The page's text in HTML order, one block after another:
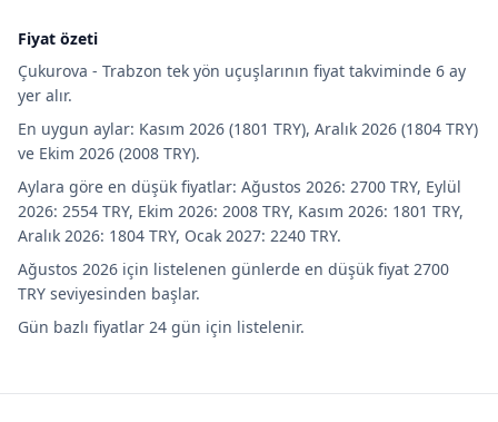
Fiyat özeti
Çukurova - Trabzon tek yön uçuşlarının fiyat takviminde 6 ay
yer alır.
En uygun aylar: Kasım 2026 (1801 TRY), Aralık 2026 (1804 TRY)
ve Ekim 2026 (2008 TRY).
Aylara göre en düşük fiyatlar: Ağustos 2026: 2700 TRY, Eylül
2026: 2554 TRY, Ekim 2026: 2008 TRY, Kasım 2026: 1801 TRY,
Aralık 2026: 1804 TRY, Ocak 2027: 2240 TRY.
Ağustos 2026 için listelenen günlerde en düşük fiyat 2700
TRY seviyesinden başlar.
Gün bazlı fiyatlar 24 gün için listelenir.